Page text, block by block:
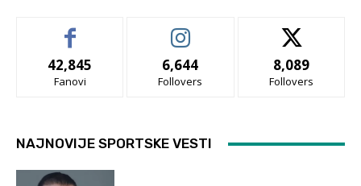
42,845
Fanovi
6,644
Follovers
8,089
Follovers
NAJNOVIJE SPORTSKE VESTI